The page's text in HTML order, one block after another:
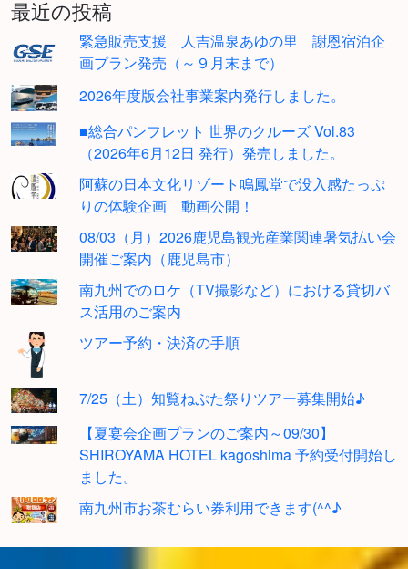
最近の投稿
緊急販売支援 人吉温泉あゆの里 謝恩宿泊企
画プラン発売（～９月末まで）
2026年度版会社事業案内発行しました。
■総合パンフレット 世界のクルーズ Vol.83
（2026年6月12日 発行）発売しました。
阿蘇の日本文化リゾート鳴鳳堂で没入感たっぷ
りの体験企画 動画公開！
08/03（月）2026鹿児島観光産業関連暑気払い会
開催ご案内（鹿児島市）
南九州でのロケ（TV撮影など）における貸切バ
ス活用のご案内
ツアー予約・決済の手順
7/25（土）知覧ねぷた祭りツアー募集開始♪
【夏宴会企画プランのご案内～09/30】
SHIROYAMA HOTEL kagoshima 予約受付開始し
ました。
南九州市お茶むらい券利用できます(^^♪